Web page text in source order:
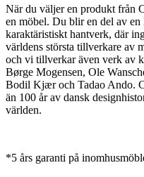
När du väljer en produkt från
en möbel. Du blir en del av
karaktäristiskt hantverk, där
världens största tillverkare av
och vi tillverkar även verk av
Børge Mogensen, Ole
Bodil Kjær och Tadao Ando.
än 100 år av dansk
världen.
*5 års garanti på